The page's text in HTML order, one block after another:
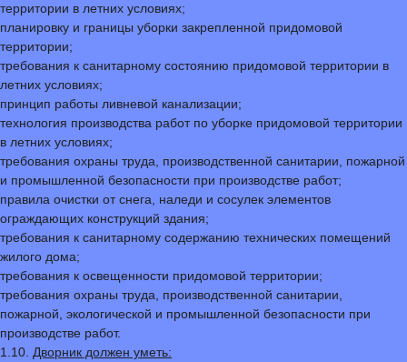
территории в летних условиях;
планировку и границы уборки закрепленной придомовой
территории;
требования к санитарному состоянию придомовой территории в
летних условиях;
принцип работы ливневой канализации;
технология производства работ по уборке придомовой территории
в летних условиях;
требования охраны труда, производственной санитарии, пожарной
и промышленной безопасности при производстве работ;
правила очистки от снега, наледи и сосулек элементов
ограждающих конструкций здания;
требования к санитарному содержанию технических помещений
жилого дома;
требования к освещенности придомовой территории;
требования охраны труда, производственной санитарии,
пожарной, экологической и промышленной безопасности при
производстве работ.
1.10. Дворник должен уметь: